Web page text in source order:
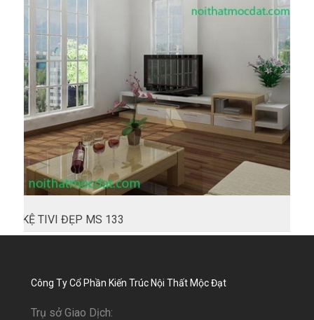
KỆ TIVI ĐẸP MS 133
Công Ty Cổ Phần Kiến Trúc Nội Thất Mộc Đạt
Trụ sở Giao Dịch: